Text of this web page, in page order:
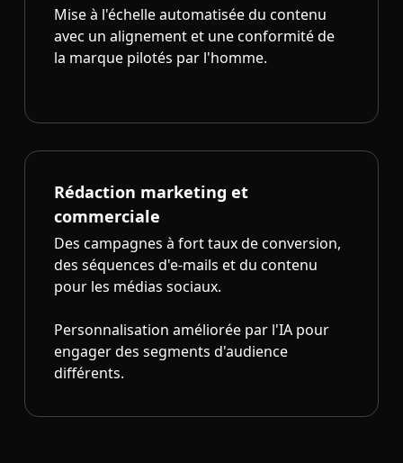
Mise à l'échelle automatisée du contenu
avec un alignement et une conformité de
la marque pilotés par l'homme.
Rédaction marketing et
commerciale
Des campagnes à fort taux de conversion,
des séquences d'e-mails et du contenu
pour les médias sociaux.
Personnalisation améliorée par l'IA pour
engager des segments d'audience
différents.